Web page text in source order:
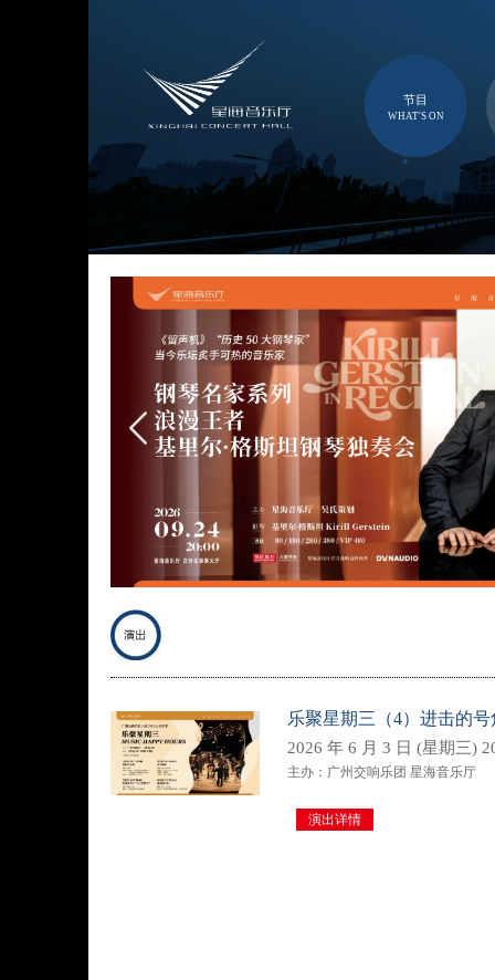
节目
WHAT'S ON
乐聚星期三（4）进击的号
2026 年 6 月 3 日 (星期三)
主办：广州交响乐团 星海音乐厅
演出详情